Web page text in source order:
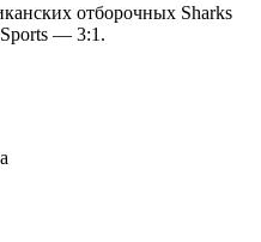
отборочных Sharks
— 3:1.